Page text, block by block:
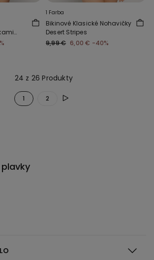
1 Farba
Bikinové Klasické Nohavičky
Desert Stripes
9,99 € 6,00 € -40%
24 z 26 Produkty
1 2
plavky